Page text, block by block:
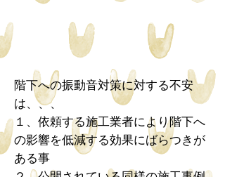
階下への振動音対策に対する不安
は、、、
１、依頼する施工業者により階下へ
の影響を低減する効果にばらつきが
ある事